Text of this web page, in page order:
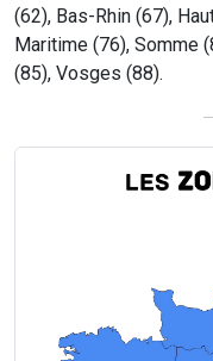
(62), Bas-Rhin (67),
Maritime (76), Somme
(85), Vosges (88).